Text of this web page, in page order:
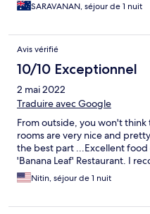
SARAVANAN, séjour de 1 nuit
Avis vérifié
10/10 Exceptionnel
2 mai 2022
Traduire avec Google
From outside, you won't
rooms are very nice and
the best part ...Excellent
'Banana Leaf' Restaurant. I
Nitin, séjour de 1 nuit